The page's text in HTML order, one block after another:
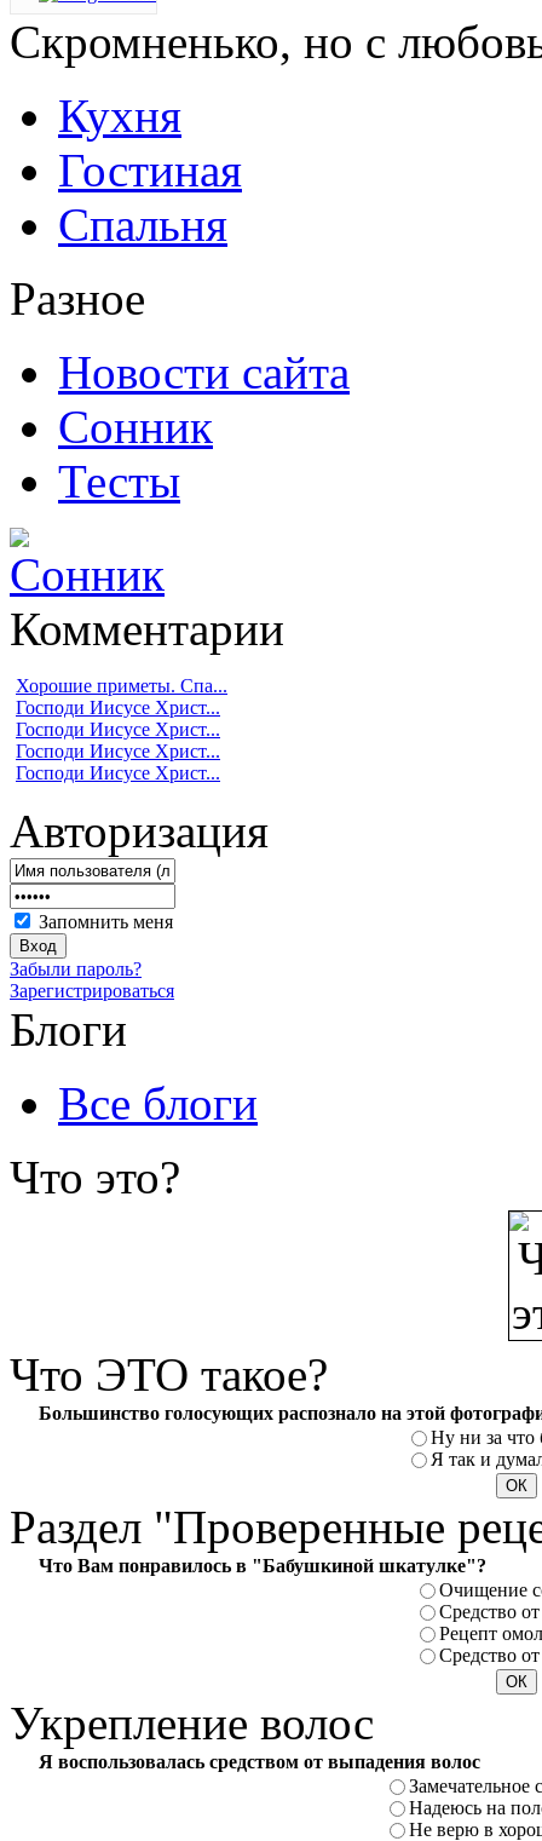
Скромненько, но с
Кухня
Гостиная
Спальня
Разное
Новости сайта
Сонник
Тесты
Комментарии
Хорошие приметы. Спа...
Господи Иисусе Христ...
Господи Иисусе Христ...
Господи Иисусе Христ...
Господи Иисусе Христ...
Авторизация
Запомнить меня
Забыли пароль?
Зарегистрироваться
Блоги
Все блоги
Что это?
Что ЭТО такое?
Большинство голосующих распознало на этой
Ну ни за что
Я так и
Раздел "Проверенные
Что Вам понравилось в "Бабушкиной шкатулке"?
Очищение
Средство
Рецепт
Средство
Укрепление волос
Я воспользовалась средством от выпадения волос
Замечательное
Надеюсь на
Не верю в